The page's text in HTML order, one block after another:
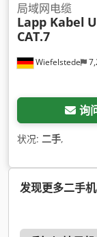
Wiefelstede
局域网电缆
Lapp Kabel
CAT.7
询
状况: 二手,
发现更多二手